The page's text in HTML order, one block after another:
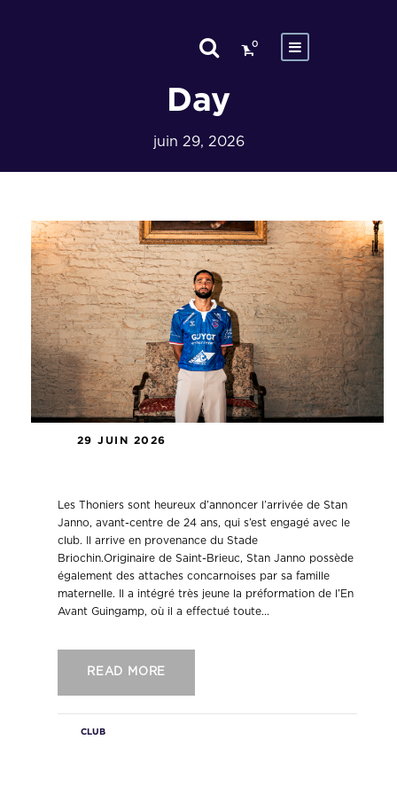
0
Day
juin 29, 2026
29 JUIN 2026
Les Thoniers sont heureux d’annoncer l’arrivée de Stan
Janno, avant-centre de 24 ans, qui s’est engagé avec le
club. Il arrive en provenance du Stade
Briochin.Originaire de Saint-Brieuc, Stan Janno possède
également des attaches concarnoises par sa famille
maternelle. Il a intégré très jeune la préformation de l’En
Avant Guingamp, où il a effectué toute...
READ MORE
CLUB